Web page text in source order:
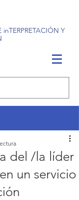
inTERPRETACIÓN Y
del /la líder
un servicio